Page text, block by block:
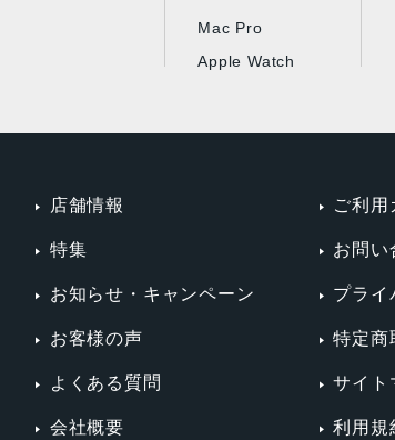
Mac Pro
Apple Watch
店舗情報
特集
お知らせ・キャンペーン
お客様の声
よくある質問
会社概要
ご利用
お問い
プライ
特定商
サイト
利用規